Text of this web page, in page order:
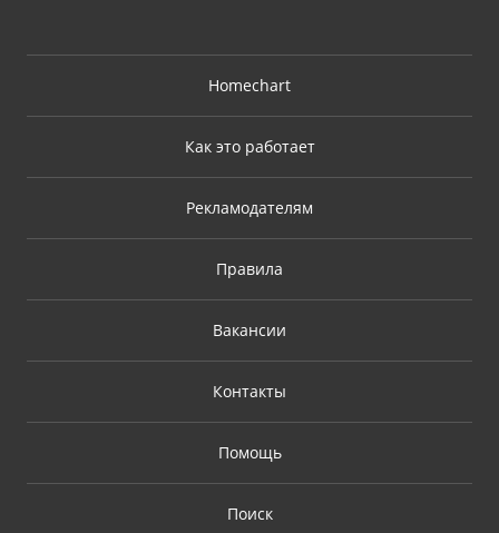
Homechart
Как это работает
Рекламодателям
Правила
Вакансии
Контакты
Помощь
Поиск